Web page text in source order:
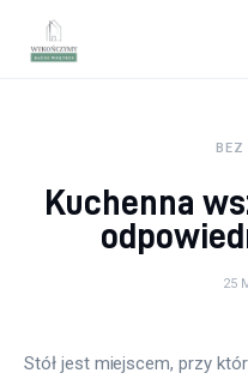
Remont
BEZ
Kuchenna
25
Stół jest miejscem, przy